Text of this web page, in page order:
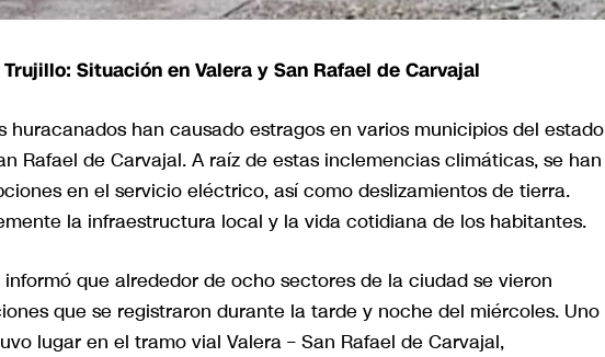
Situación en Valera y San Rafael de Carvajal
huracanados han causado estragos en varios municipios del estado
Rafael de Carvajal. A raíz de estas inclemencias climáticas, se han
en el servicio eléctrico, así como deslizamientos de tierra.
la infraestructura local y la vida cotidiana de los habitantes.
que alrededor de ocho sectores de la ciudad se vieron
que se registraron durante la tarde y noche del miércoles. Uno
lugar en el tramo vial Valera – San Rafael de Carvajal,